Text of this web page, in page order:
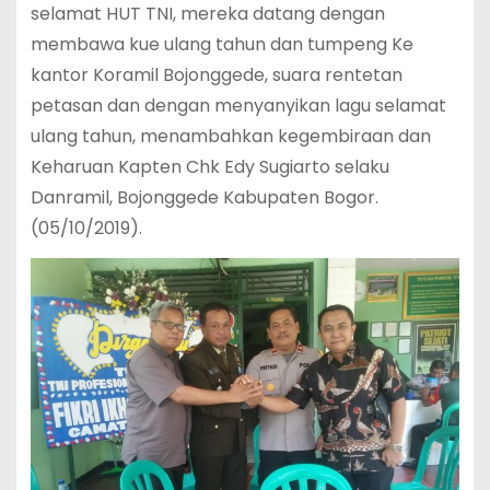
selamat HUT TNI, mereka datang dengan
membawa kue ulang tahun dan tumpeng Ke
kantor Koramil Bojonggede, suara rentetan
petasan dan dengan menyanyikan lagu selamat
ulang tahun, menambahkan kegembiraan dan
Keharuan Kapten Chk Edy Sugiarto selaku
Danramil, Bojonggede Kabupaten Bogor.
(05/10/2019).